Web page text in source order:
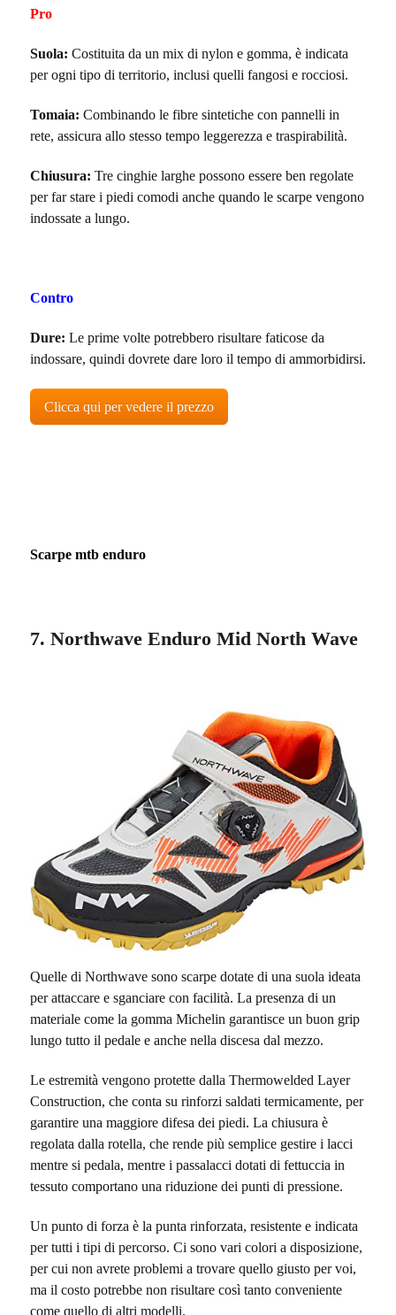
Pro
Suola: Costituita da un mix di nylon e gomma, è indicata
per ogni tipo di territorio, inclusi quelli fangosi e rocciosi.
Tomaia: Combinando le fibre sintetiche con pannelli in
rete, assicura allo stesso tempo leggerezza e traspirabilità.
Chiusura: Tre cinghie larghe possono essere ben regolate
per far stare i piedi comodi anche quando le scarpe vengono
indossate a lungo.
Contro
Dure: Le prime volte potrebbero risultare faticose da
indossare, quindi dovrete dare loro il tempo di ammorbidirsi.
Clicca qui per vedere il prezzo
Scarpe mtb enduro
7. Northwave Enduro Mid North Wave
Quelle di Northwave sono scarpe dotate di una suola ideata
per attaccare e sganciare con facilità. La presenza di un
materiale come la gomma Michelin garantisce un buon grip
lungo tutto il pedale e anche nella discesa dal mezzo.
Le estremità vengono protette dalla Thermowelded Layer
Construction, che conta su rinforzi saldati termicamente, per
garantire una maggiore difesa dei piedi. La chiusura è
regolata dalla rotella, che rende più semplice gestire i lacci
mentre si pedala, mentre i passalacci dotati di fettuccia in
tessuto comportano una riduzione dei punti di pressione.
Un punto di forza è la punta rinforzata, resistente e indicata
per tutti i tipi di percorso. Ci sono vari colori a disposizione,
per cui non avrete problemi a trovare quello giusto per voi,
ma il costo potrebbe non risultare così tanto conveniente
come quello di altri modelli.